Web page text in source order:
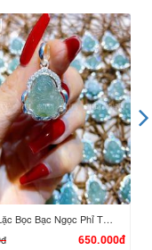
XEM CHI TIẾT
Mặt Di Lặc Bọc Bạc Ngọc Phỉ Thúy
650.000đ